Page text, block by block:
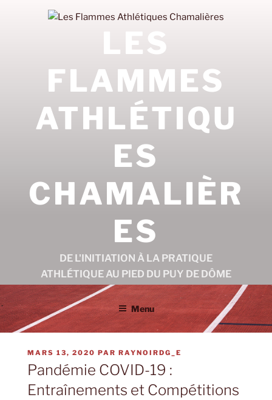
LES
FLAMMES
ATHLÉTIQU
ES
CHAMALIÈR
ES
DE L'INITIATION À LA PRATIQUE
ATHLÉTIQUE AU PIED DU PUY DE DÔME
Menu
PUBLIÉ
LE
MARS 13, 2020 PAR RAYNOIRDG_E
Pandémie COVID-19 :
Entraînements et Compétitions